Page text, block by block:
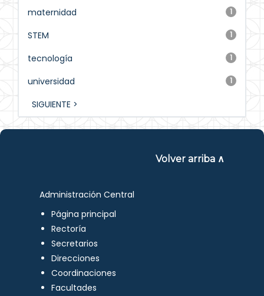
1
maternidad
1
STEM
1
tecnología
1
universidad
SIGUIENTE >
Volver arriba ∧
Administración Central
Página principal
Rectoría
Secretarios
Direcciones
Coordinaciones
Facultades